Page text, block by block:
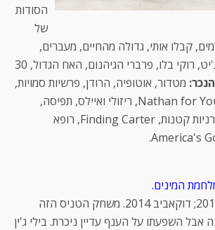
הסודות
של
קבלו אותי, גדולה מהחיים, מעברים,
פילדלפיה זורחת, לג'יט, רוקי בלו, פרברי הגיהנום, האח הגדול, 30
מטדור, אוטופיה, הרודן, פרשיות סמויות,
Nathan for You, Drunk History, ריזולי ואיילס, תפיסה,
Chasing Life, שקרניות קטנות, Finding Carter, רופא
פסטיבל אדינבורו 2014; דוקאביב 2014. משחק הטניס הזה
לפני 41 שנה אבל השפעתו על הענף עדיין ניכרת. בילי ג'ין